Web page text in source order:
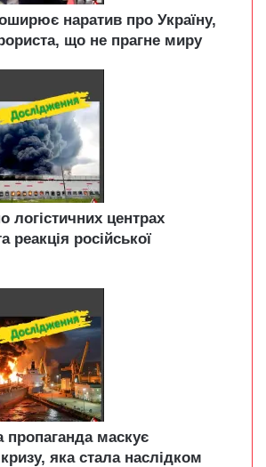
наратив про Україну,
що не прагне миру
логістичних центрах
реакція російської
пропаганда маскує
яка стала наслідком